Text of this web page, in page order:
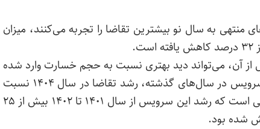
منتهی به سال نو بیشترین تقاضا را تجربه می‌کنند، میزان
سال ۱۴۰۴ اتفاق افتاده با ۳ سال قبل از آن، می‌تواند دید بهتری نسبت به حجم خسارت وارد شده
بدهد. علی‌رغم رشد سالانه حداقل ۲۰ درصدی این سرویس در سال‌های گذشته، رشد تقاضا در سال ۱۴۰۴ نسبت
درصد بوده است. این در حالی است که رشد این سرویس از سال ۱۴۰۱ تا ۱۴۰۲ بیش از ۲۵